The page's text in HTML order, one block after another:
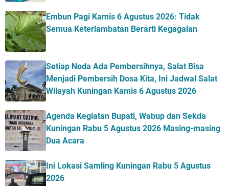
Embun Pagi Kamis 6 Agustus 2026: Tidak
Semua Keterlambatan Berarti Kegagalan
Setiap Noda Ada Pembersihnya, Salat Bisa
Menjadi Pembersih Dosa Kita, Ini Jadwal Salat
Wilayah Kuningan Kamis 6 Agustus 2026
Agenda Kegiatan Bupati, Wabup dan Sekda
Kuningan Rabu 5 Agustus 2026 Masing-masing
Dua Acara
Ini Lokasi Samling Kuningan Rabu 5 Agustus
2026